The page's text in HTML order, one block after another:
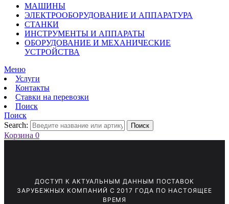
МАШИНЫ
ЭЛЕКТРООБОРУДОВАНИЕ И АППАРАТУРА
СТАНКИ
ИНСТРУМЕНТЫ И АППАРАТЫ
ОБОРУДОВАНИЕ И МЕХАНИЧЕСКИЕ
УСТРОЙСТВА
Меню
Услуги
Контакты
Ставки на перевозки
Поиск
Поиск
Search:
Поиск
Корзина 0
ДОСТУП К АКТУАЛЬНЫМ ДАННЫМ ПОСТАВОК
ЗАРУБЕЖНЫХ КОМПАНИЙ С 2017 ГОДА ПО НАСТОЯЩЕЕ
ВРЕМЯ